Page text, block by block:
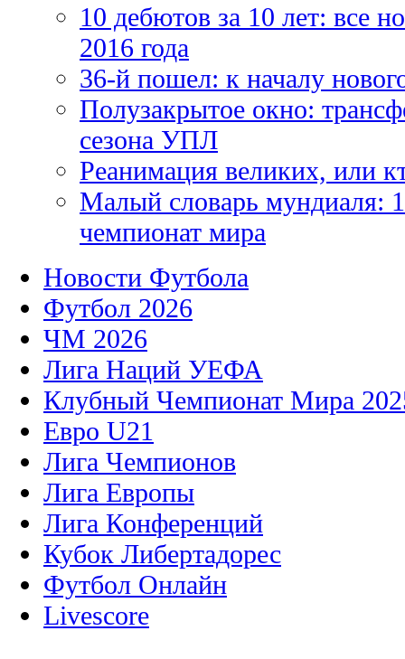
10 дебютов за 10 лет: все
2016 года
36-й пошел: к началу
Полузакрытое окно:
сезона УПЛ
Реанимация великих, или
Малый словарь мундиаля:
чемпионат мира
Новости Футбола
Футбол 2026
ЧМ 2026
Лига Наций УЕФА
Клубный Чемпионат Мира
Евро U21
Лига Чемпионов
Лига Европы
Лига Конференций
Кубок Либертадорес
Футбол Онлайн
Livescore